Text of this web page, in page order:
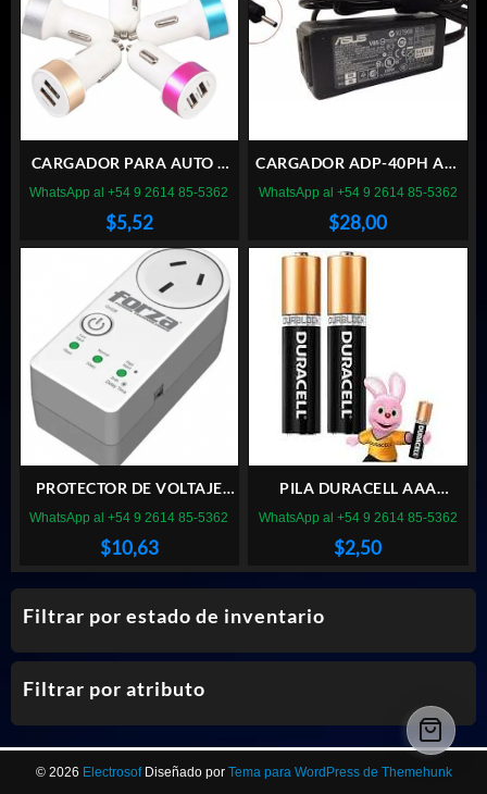
Filtrar por estado de inventario
Filtrar por atributo
CARGADOR PARA AUTO 2
PUERTO USB 2.1A
$5,52
WhatsApp al +54 9 2614 85-5362
CARGADOR ADP-40PH AW
ASUS
$28,00
WhatsApp al +54 9 2614 85-5362
PROTECTOR DE VOLTAJE
FORZA FVP-1202B 220V 900
$10,63
WhatsApp al +54 9 2614 85-5362
PILA DURACELL AAA
ALCALINA (X2)
$2,50
WhatsApp al +54 9 2614 85-5362
© 2026 Electrosof Diseñado por Tema para WordPress de Themehunk